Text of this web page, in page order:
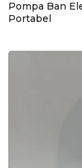
Pompa Ban
Portabel